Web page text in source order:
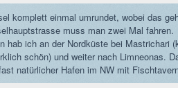
komplett einmal umrundet, wobei das
muss man zwei Mal fahren.
hab ich an der Nordküste bei Mastrichari
schön) und weiter nach Limneonas.
natürlicher Hafen im NW mit